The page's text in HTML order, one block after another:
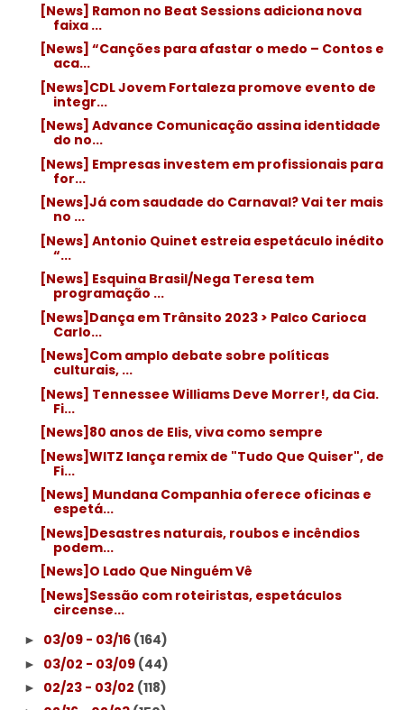
[News] Ramon no Beat Sessions adiciona nova
faixa ...
[News] “Canções para afastar o medo – Contos e
aca...
[News]CDL Jovem Fortaleza promove evento de
integr...
[News] Advance Comunicação assina identidade
do no...
[News] Empresas investem em profissionais para
for...
[News]Já com saudade do Carnaval? Vai ter mais
no ...
[News] Antonio Quinet estreia espetáculo inédito
“...
[News] Esquina Brasil/Nega Teresa tem
programação ...
[News]Dança em Trânsito 2023 > Palco Carioca
Carlo...
[News]Com amplo debate sobre políticas
culturais, ...
[News] Tennessee Williams Deve Morrer!, da Cia.
Fi...
[News]80 anos de Elis, viva como sempre
[News]WITZ lança remix de "Tudo Que Quiser", de
Fi...
[News] Mundana Companhia oferece oficinas e
espetá...
[News]Desastres naturais, roubos e incêndios
podem...
[News]O Lado Que Ninguém Vê
[News]Sessão com roteiristas, espetáculos
circense...
► 03/09 - 03/16 (164)
► 03/02 - 03/09 (44)
► 02/23 - 03/02 (118)